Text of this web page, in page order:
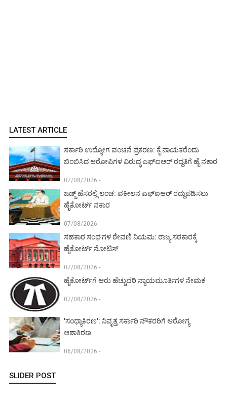
LATEST ARTICLE
ಸರ್ಕಾರಿ ಉದ್ಯೋಗ ವಂಚನೆ ಪ್ರಕರಣ: ಕೈ ನಾಯಕರೆಂದು
ಬಿಂಬಿಸಿದ ಆರೋಪಿಗಳ ವಿರುದ್ಧ ಎಫ್‌ಐಆರ್ ರದ್ದತಿಗೆ ಹೈ ನಕಾರ
07/08/2026 -
ಜಡ್ಜ್ ಹೆಸರಲ್ಲಿ ಲಂಚ: ವಕೀಲನ ಎಫ್‌ಐಆರ್ ರದ್ದುಪಡಿಸಲು
ಹೈಕೋರ್ಟ್ ನಕಾರ
07/08/2026 -
ಸಹಕಾರ ಸಂಘಗಳ ಠೇವಣಿ ನಿಯಮ: ರಾಜ್ಯ ಸರಕಾರಕ್ಕೆ
ಹೈಕೋರ್ಟ್ ನೋಟಿಸ್
07/08/2026 -
ಹೈಕೋರ್ಟ್‌ಗೆ ಆರು ಹೆಚ್ಚುವರಿ ನ್ಯಾಯಮೂರ್ತಿಗಳ ನೇಮಕ
07/08/2026 -
'ಸಂಧ್ಯಾಕಿರಣ': ನಿವೃತ್ತ ಸರ್ಕಾರಿ ನೌಕರರಿಗೆ ಆರೋಗ್ಯ
ಆಶಾಕಿರಣ
06/08/2026 -
SLIDER POST